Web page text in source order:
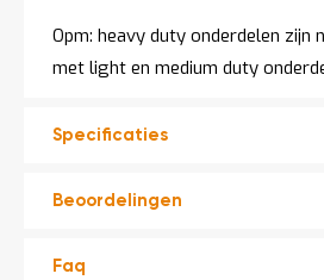
Opm: heavy duty onderdelen zijn
met light en medium duty
Specificaties
Beoordelingen
Faq